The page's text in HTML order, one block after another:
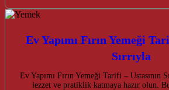
Ev Yapımı Fırın Yemeği
Sırrıyla
Ev Yapımı Fırın Yemeği Tarifi – Ustasının
lezzet ve pratiklik katmaya hazır olun.